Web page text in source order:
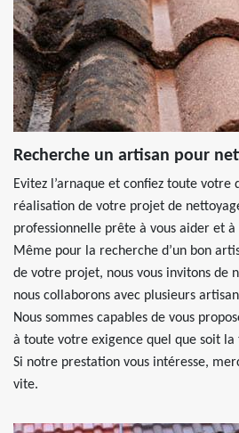
Recherche un artisan pour
Evitez l’arnaque et confiez toute votre
réalisation de votre projet de
professionnelle prête à vous aider et
Même pour la recherche d’un bon
de votre projet, nous vous invitons de
nous collaborons avec plusieurs
Nous sommes capables de vous
à toute votre exigence quel que soit
Si notre prestation vous intéresse,
vite.